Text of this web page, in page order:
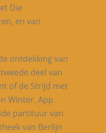
Die
en van
ontdekking van
deel van
of de Strijd met
Winter. App
partituur van
van Berlijn